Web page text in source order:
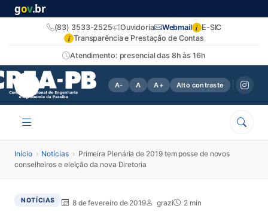
gov.br
Atendimento: presencial das 8h às 16h
(83) 3533-2525 Ouvidoria Webmail i E-SIC
i Transparência e Prestação de Contas
A- A A+ Alto contraste
Início › Notícias › Primeira Plenária de 2019 tem posse de novos
conselheiros e eleição da nova Diretoria
NOTÍCIAS 8 de fevereiro de 2019 grazi 2 min